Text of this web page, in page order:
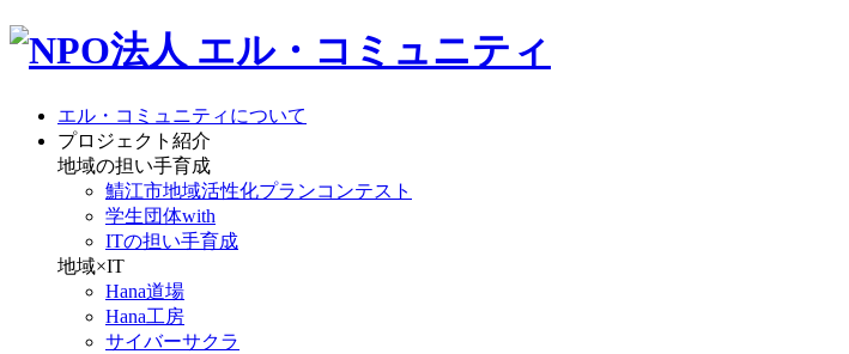
エル・コミュニティについて
プロジェクト紹介
地域の担い手育成
鯖江市地域活性化プランコンテスト
学生団体with
ITの担い手育成
地域×IT
Hana道場
Hana工房
サイバーサクラ